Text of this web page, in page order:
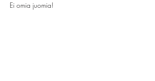
Ei omia juomia!